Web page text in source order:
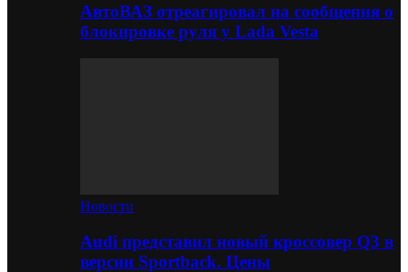
АвтоВАЗ отреагировал на сообщения о
блокировке руля у Lada Vesta
Новости
Audi представил новый кроссовер Q3 в
версии Sportback. Цены